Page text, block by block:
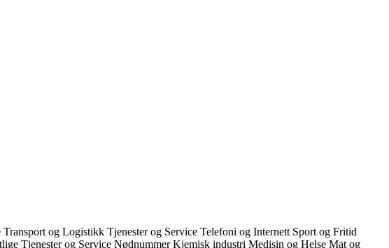
Transport og Logistikk Tjenester og Service Telefoni og Internett Sport og Fritid
Tjenester og Service NødnummerKjemisk industri Medisin og Helse Mat og